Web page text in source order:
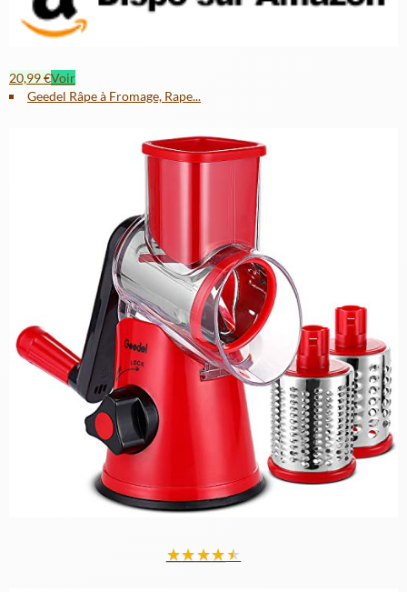
20,99 €Voir
Geedel Râpe à Fromage, Rape...
★★★★★